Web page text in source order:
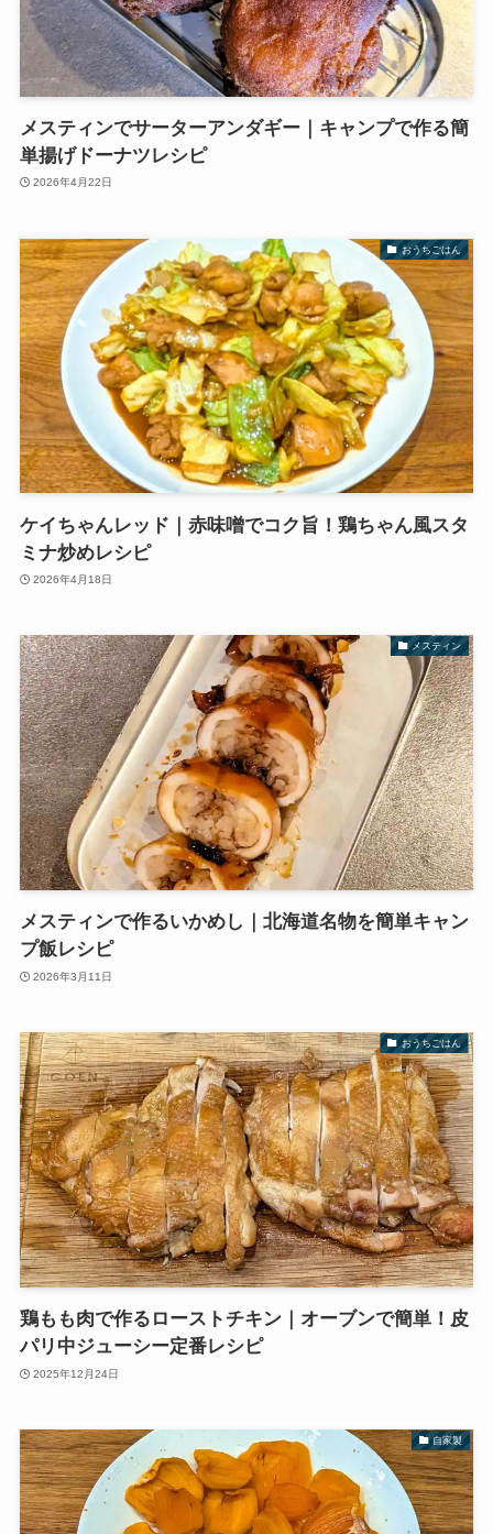
メスティンでサーターアンダギー｜キャンプで作る簡
単揚げドーナツレシピ
2026年4月22日
おうちごはん
ケイちゃんレッド｜赤味噌でコク旨！鶏ちゃん風スタ
ミナ炒めレシピ
2026年4月18日
メスティン
メスティンで作るいかめし｜北海道名物を簡単キャン
プ飯レシピ
2026年3月11日
おうちごはん
鶏もも肉で作るローストチキン｜オーブンで簡単！皮
パリ中ジューシー定番レシピ
2025年12月24日
自家製